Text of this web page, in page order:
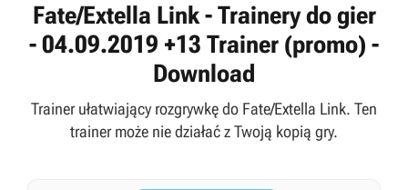
Fate/Extella Link - Trainery do gier
- 04.09.2019 +13 Trainer (promo) -
Download
Trainer ułatwiający rozgrywkę do Fate/Extella Link. Ten
trainer może nie działać z Twoją kopią gry.